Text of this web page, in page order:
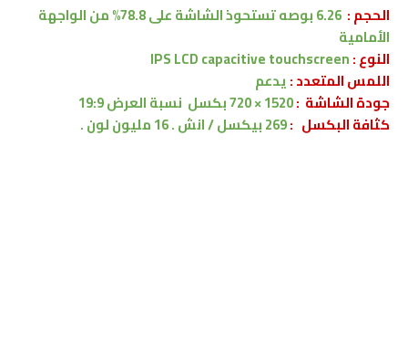
الحجم :
تستحوذ الشاشة على 78.8% من الواجهة
الأمامية
النوع :IPS LCD capacitive touchscreen
اللمس المتعدد :يدعم
جودة الشاشة :1520 × 720 بكسل
نسبة العرض 19:9
كثافة البكسل :269 بيكسل / انش . 16 مليون لون .